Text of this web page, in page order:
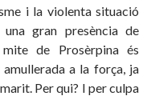
i la violenta situació
gran presència de
de Prosèrpina és
a la força, ja
Per qui? I per culpa